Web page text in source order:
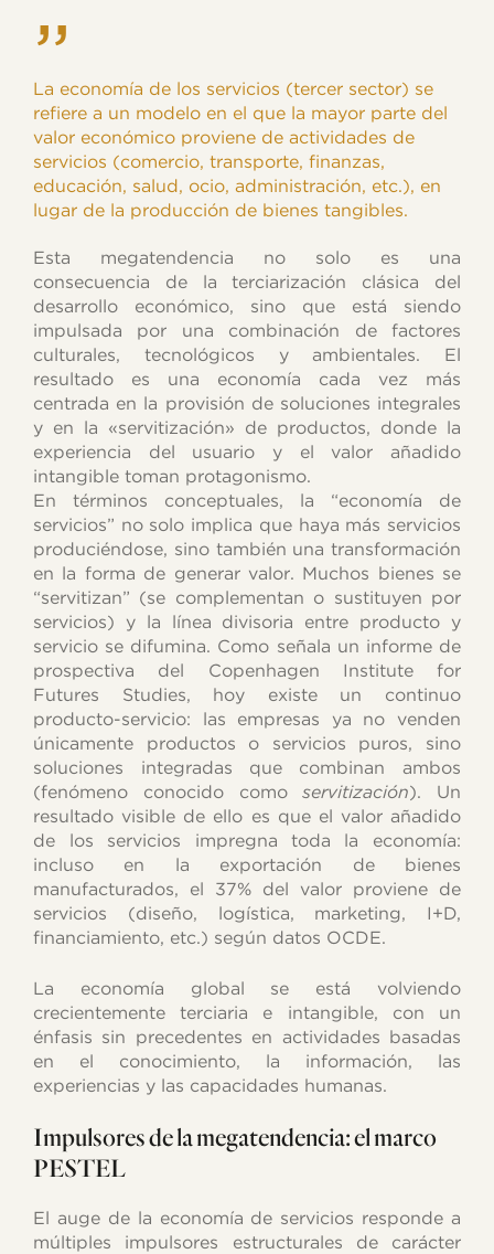
”
La economía de los servicios (tercer sector) se
refiere a un modelo en el que la mayor parte del
valor económico proviene de actividades de
servicios (comercio, transporte, finanzas,
educación, salud, ocio, administración, etc.), en
lugar de la producción de bienes tangibles.
Esta megatendencia no solo es una
consecuencia de la terciarización clásica del
desarrollo económico, sino que está siendo
impulsada por una combinación de factores
culturales, tecnológicos y ambientales. El
resultado es una economía cada vez más
centrada en la provisión de soluciones integrales
y en la «servitización» de productos, donde la
experiencia del usuario y el valor añadido
intangible toman protagonismo.
En términos conceptuales, la “economía de
servicios” no solo implica que haya más servicios
produciéndose, sino también una transformación
en la forma de generar valor. Muchos bienes se
“servitizan” (se complementan o sustituyen por
servicios) y la línea divisoria entre producto y
servicio se difumina. Como señala un informe de
prospectiva del Copenhagen Institute for
Futures Studies, hoy existe un continuo
producto-servicio: las empresas ya no venden
únicamente productos o servicios puros, sino
soluciones integradas que combinan ambos
(fenómeno conocido comoservitización). Un
resultado visible de ello es que el valor añadido
de los servicios impregna toda la economía:
incluso en la exportación de bienes
manufacturados, el 37% del valor proviene de
servicios (diseño, logística, marketing, I+D,
financiamiento, etc.) según datos OCDE.
La economía global se está volviendo
crecientemente terciaria e intangible, con un
énfasis sin precedentes en actividades basadas
en el conocimiento, la información, las
experiencias y las capacidades humanas.
Impulsores de la megatendencia: el marco
PESTEL
El auge de la economía de servicios responde a
múltiples impulsores estructurales de carácter